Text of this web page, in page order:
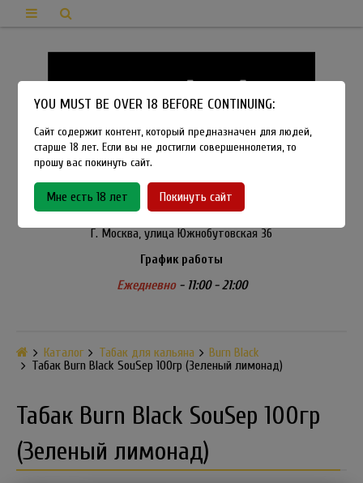
8-915-450-21-92
Розничный магазин Method Vapeshop
Г. Москва, улица Южнобутовская 36
График работы
Ежедневно- 11:00 - 21:00
Каталог Табак для кальяна
Burn Black
Табак Burn Black SouSep 100гр (Зеленый лимонад)
Табак Burn Black SouSep 100гр
(Зеленый лимонад)
YOU MUST BE OVER 18 BEFORE CONTINUING:
Сайт содержит контент, который предназначен для людей,
старше 18 лет. Если вы не достигли совершеннолетия, то
прошу вас покинуть сайт.
Мне есть 18 лет Покинуть сайт